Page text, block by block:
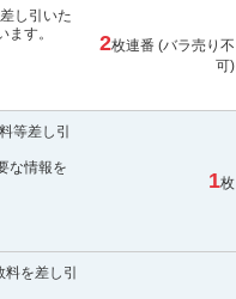
し引いた
す。
2枚連番 (バラ売り不
可)
等差し引
な情報を
1枚
を差し引